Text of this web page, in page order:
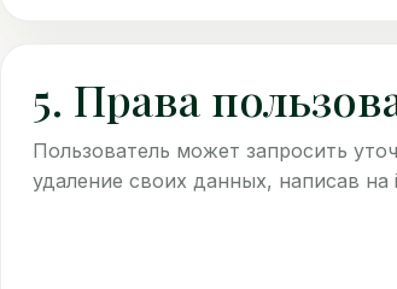
5. Права
Пользователь может запросить
удаление своих данных, написав на